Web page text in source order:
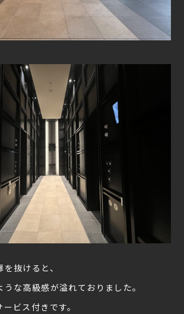
抜けると、
な高級感が溢れておりました。
ビス付きです。